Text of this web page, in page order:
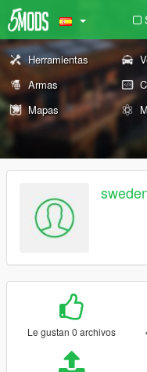
Herramientas
Armas
Mapas
Le gustan 0 archivos